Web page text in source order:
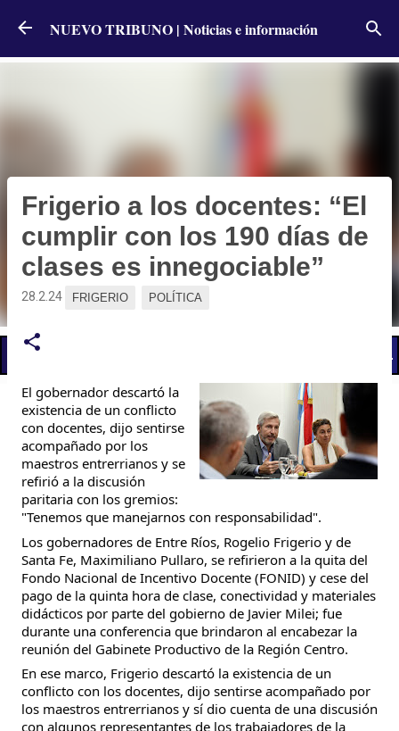
Ir al contenido principal
NUEVO TRIBUNO | Noticias e información
📢 LO ÚLTIMO
Frigerio a los docentes: “El
cumplir con los 190 días de
clases es innegociable”
28.2.24 FRIGERIO POLÍTICA
El gobernador descartó la
existencia de un conflicto
con docentes, dijo sentirse
acompañado por los
maestros entrerrianos y se
refirió a la discusión
paritaria con los gremios:
"Tenemos que manejarnos con responsabilidad".
Los gobernadores de Entre Ríos, Rogelio Frigerio y de
Santa Fe, Maximiliano Pullaro, se refirieron a la quita del
Fondo Nacional de Incentivo Docente (FONID) y cese del
pago de la quinta hora de clase, conectividad y materiales
didácticos por parte del gobierno de Javier Milei; fue
durante una conferencia que brindaron al encabezar la
reunión del Gabinete Productivo de la Región Centro.
En ese marco, Frigerio descartó la existencia de un
conflicto con los docentes, dijo sentirse acompañado por
los maestros entrerrianos y sí dio cuenta de una discusión
con algunos representantes de los trabajadores de la